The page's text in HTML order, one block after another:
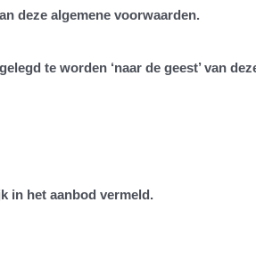
deze algemene voorwaarden.
te worden ‘naar de geest’ van
in het aanbod vermeld.